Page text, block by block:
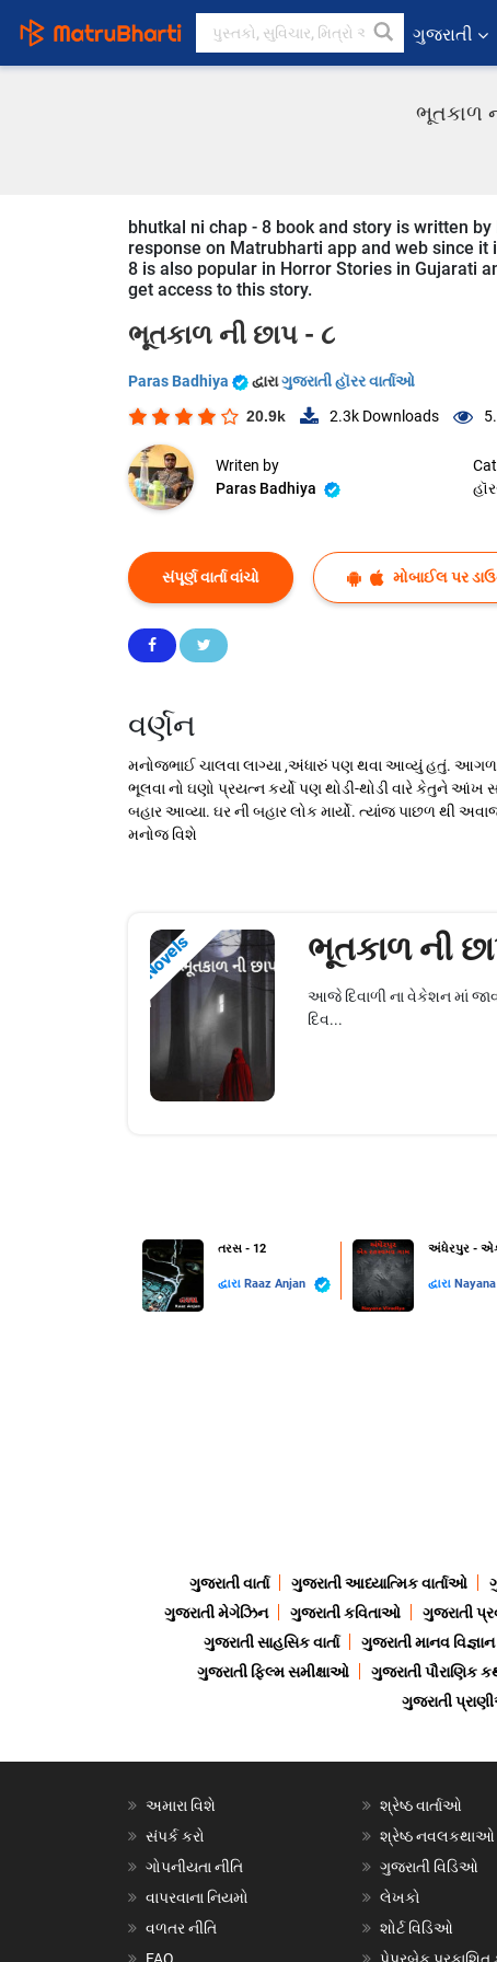
ગુજરાતી
ભૂતકાળ
bhutkal ni chap - 8 book and story is written
response on Matrubharti app and web since
8 is also popular in Horror Stories in Gujarati
get access to this story.
ભૂતકાળ ની છાપ - ૮
Paras Badhiya દ્વારાગુજરાતી હૉરર વાર્તાઓ
20.9k 2.3k Downloads
Writen by
Paras Badhiya
સંપૂર્ણ વાર્તા વાંચો મોબાઈલ પર
વર્ણન
મનોજભાઈ ચાલવા લાગ્યા ,અંધારું પણ થવા આવ્યું હતું. આગળ
ભૂલવા નો ઘણો પ્રયત્ન કર્યો પણ થોડી-થોડી વારે કેતુને આંખ
બહાર આવ્યા. ઘર ની બહાર લોક માર્યો. ત્યાંજ પાછળ થી
મનોજ વિશે
Novels ભૂતકાળ ની
આજે દિવાળી ના વેકેશન માં
દિવ...
તરસ - 12
દ્વારા Raaz Anjan
અંધેરપુર -
દ્વારા
ગુજરાતી વાર્તા ગુજરાતી આધ્યાત્મિક વાર્તાઓ
ગુજરાતી મેગેઝિન
ગુજરાતી કવિતાઓ ગુજરાતી
ગુજરાતી સાહસિક વાર્તા
ગુજરાતી માનવ વિજ્ઞાન
ગુજરાતી ફિલ્મ સમીક્ષાઓ
ગુજરાતી પૌરાણિક
ગુજરાતી
અમારા વિશે
સંપર્ક કરો
ગોપનીયતા નીતિ
વાપરવાના નિયમો
વળતર નીતિ
શ્રેષ્ઠ વાર્તાઓ
શ્રેષ્ઠ નવલકથાઓ
ગુજરાતી વિડિઓ
લેખકો
શોર્ટ વિડિઓ